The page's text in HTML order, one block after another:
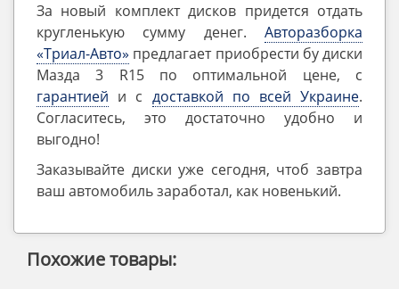
За новый комплект дисков придется отдать
кругленькую сумму денег. Авторазборка
«Триал-Авто» предлагает приобрести бу диски
Мазда 3 R15 по оптимальной цене, с
гарантией и с доставкой по всей Украине.
Согласитесь, это достаточно удобно и
выгодно!
Заказывайте диски уже сегодня, чтоб завтра
ваш автомобиль заработал, как новенький.
Похожие товары: